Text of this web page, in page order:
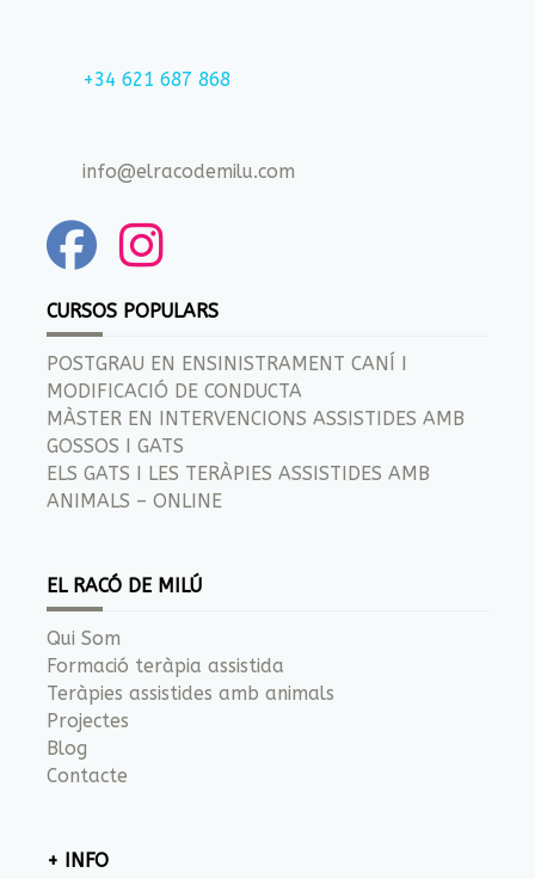
+34 621 687 868
info@elracodemilu.com
CURSOS POPULARS
POSTGRAU EN ENSINISTRAMENT CANÍ I
MODIFICACIÓ DE CONDUCTA
MÀSTER EN INTERVENCIONS ASSISTIDES AMB
GOSSOS I GATS
ELS GATS I LES TERÀPIES ASSISTIDES AMB
ANIMALS – ONLINE
EL RACÓ DE MILÚ
Qui Som
Formació teràpia assistida
Teràpies assistides amb animals
Projectes
Blog
Contacte
+ INFO